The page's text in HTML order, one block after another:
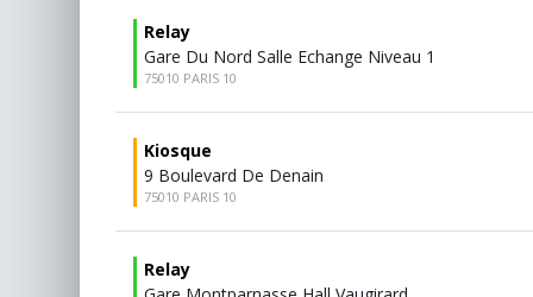
Relay
Gare Du Nord Salle Echange Niveau 1
75010 PARIS 10
Kiosque
9 Boulevard De Denain
75010 PARIS 10
Relay